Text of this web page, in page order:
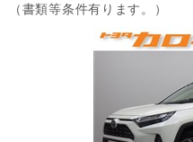
（書類等条件有ります。）